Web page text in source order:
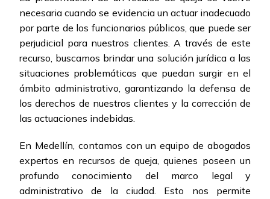
necesaria cuando se evidencia un actuar inadecuado
por parte de los funcionarios públicos, que puede ser
perjudicial para nuestros clientes. A través de este
recurso, buscamos brindar una solución jurídica a las
situaciones problemáticas que puedan surgir en el
ámbito administrativo, garantizando la defensa de
los derechos de nuestros clientes y la corrección de
las actuaciones indebidas.
En Medellín, contamos con un equipo de abogados
expertos en recursos de queja, quienes poseen un
profundo conocimiento del marco legal y
administrativo de la ciudad. Esto nos permite